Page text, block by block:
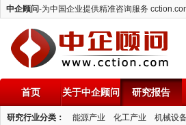
中企顾问-为中国企业提供精准咨询服务
中企顾问
首页 关于中企顾问 研究报告
研究行业分类： 能源产业 化工产业 机械设